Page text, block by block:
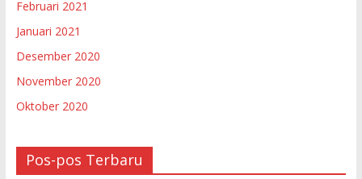
Februari 2021
Januari 2021
Desember 2020
November 2020
Oktober 2020
Pos-pos Terbaru